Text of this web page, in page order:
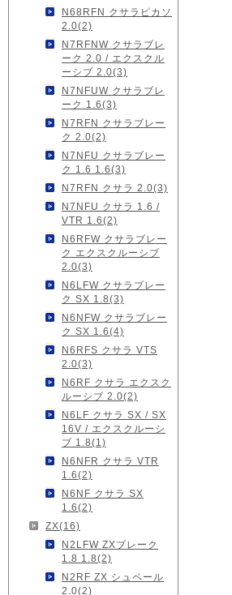
N68RFN クサラピカソ
2.0(2)
N7RFNW クサラブレ
ーク 2.0 / エクスクル
ーシブ 2.0(3)
N7NFUW クサラブレ
ーク 1.6(3)
N7RFN クサラブレー
ク 2.0(2)
N7NFU クサラブレー
ク 1.6 1.6(3)
N7RFN クサラ 2.0(3)
N7NFU クサラ 1.6 /
VTR 1.6(2)
N6RFW クサラブレー
ク エクスクルーシブ
2.0(3)
N6LFW クサラブレー
ク SX 1.8(3)
N6NFW クサラブレー
ク SX 1.6(4)
N6RFS クサラ VTS
2.0(3)
N6RF クサラ エクスク
ルーシブ 2.0(2)
N6LF クサラ SX / SX
16V / エクスクルーシ
ブ 1.8(1)
N6NFR クサラ VTR
1.6(2)
N6NF クサラ SX
1.6(2)
ZX(16)
N2LFW ZXブレーク
1.8 1.8(2)
N2RF ZX シュペール
2.0(2)